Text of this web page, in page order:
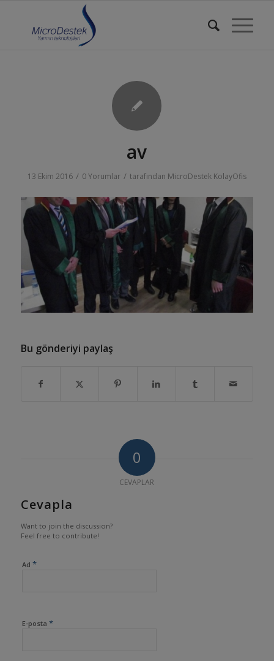
av
13 Ekim 2016 / 0 Yorumlar / tarafından MicroDestek KolayOfis
Bu gönderiyi paylaş
0
CEVAPLAR
Cevapla
Want to join the discussion?
Feel free to contribute!
Ad *
E-posta *